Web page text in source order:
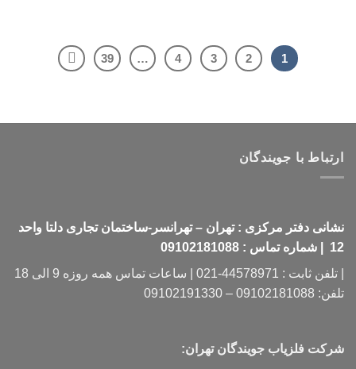
1
2
3
4
…
39
ارتباط با جویندگان
نشانی دفتر مرکزی : تهران – تهرانسر-ساختمان تجاری دلتا واحد
12 | شماره تماس : 09102181088
| تلفن ثابت : 44578971-021 | ساعات تماس همه روزه 9 الی 18
تلفن: 09102181088 – 09102191330
شرکت فلزیاب جویندگان تهران: